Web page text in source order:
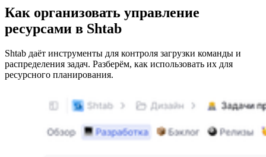
Как организовать управление
ресурсами в Shtab
Shtab даёт инструменты для контроля загрузки команды и
распределения задач. Разберём, как использовать их для
ресурсного планирования.